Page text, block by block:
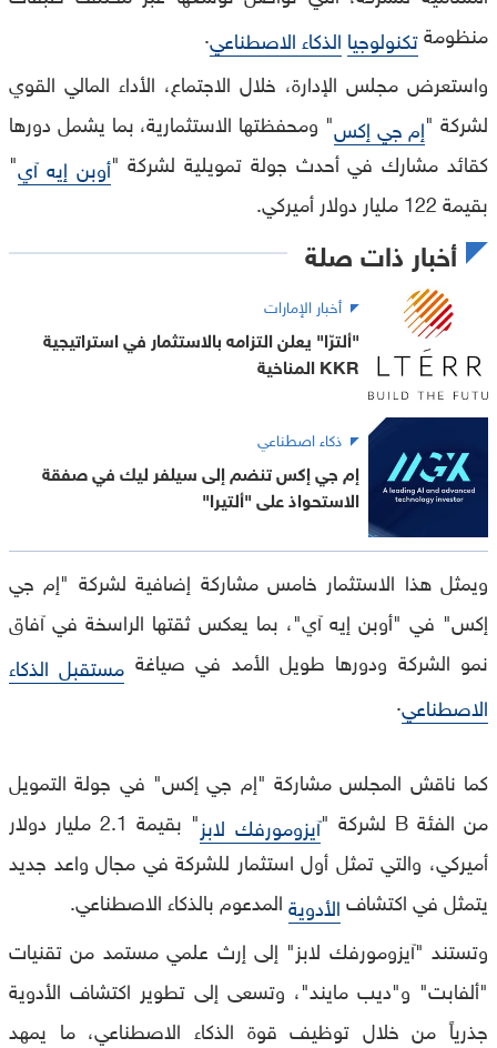
منظومةتكنولوجيا الذكاء الاصطناعي.
واستعرض مجلس الإدارة، خلال الاجتماع، الأداء المالي القوي
لشركة "إم جي إكس" ومحفظتها الاستثمارية، بما يشمل دورها
كقائد مشارك في أحدث جولة تمويلية لشركة "أوبن إيه آي"
بقيمة 122 مليار دولار أميركي.
أخبار ذات صلة
أخبار الإمارات
"ألترّا" يعلن التزامه بالاستثمار في استراتيجية
KKR المناخية
ذكاء اصطناعي
إم جي إكس تنضم إلى سيلفر ليك في صفقة
الاستحواذ على "ألتيرا"
ويمثل هذا الاستثمار خامس مشاركة إضافية لشركة "إم جي
إكس" في "أوبن إيه آي"، بما يعكس ثقتها الراسخة في آفاق
نمو الشركة ودورها طويل الأمد في صياغة مستقبل الذكاء
الاصطناعي.
كما ناقش المجلس مشاركة "إم جي إكس" في جولة التمويل
من الفئة B لشركة "
آيزومورفك لابز
" بقيمة 2.1 مليار دولار
أميركي، والتي تمثل أول استثمار للشركة في مجال واعد جديد
يتمثل في اكتشافالأدويةالمدعوم بالذكاء الاصطناعي.
وتستند "آيزومورفك لابز" إلى إرث علمي مستمد من تقنيات
"ألفابت" و"ديب مايند"، وتسعى إلى تطوير اكتشاف الأدوية
جذرياً من خلال توظيف قوة الذكاء الاصطناعي، ما يمهد